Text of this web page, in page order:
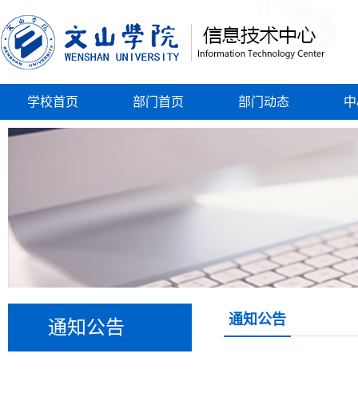
学校首页 部门首页 部门动态
通知公告 通知公告